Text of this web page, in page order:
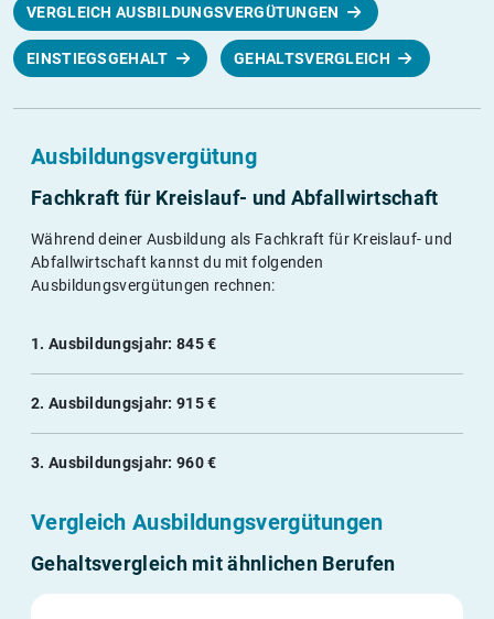
VERGLEICH AUSBILDUNGSVERGÜTUNGEN
EINSTIEGSGEHALT GEHALTSVERGLEICH
Ausbildungsvergütung
Fachkraft für Kreislauf- und Abfallwirtschaft
Während deiner Ausbildung als Fachkraft für Kreislauf- und
Abfallwirtschaft kannst du mit folgenden
Ausbildungsvergütungen rechnen:
1. Ausbildungsjahr: 845 €
2. Ausbildungsjahr: 915 €
3. Ausbildungsjahr: 960 €
Vergleich Ausbildungsvergütungen
Gehaltsvergleich mit ähnlichen Berufen